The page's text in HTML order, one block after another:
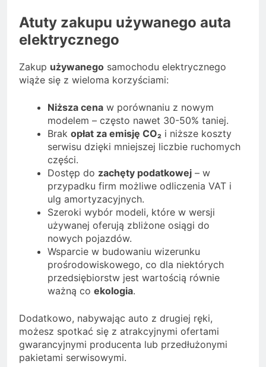
Atuty zakupu używanego auta
elektrycznego
Zakup używanego samochodu elektrycznego
wiąże się z wieloma korzyściami:
Niższa cena w porównaniu z nowym
modelem – często nawet 30-50% taniej.
Brak opłat za emisję CO₂ i niższe koszty
serwisu dzięki mniejszej liczbie ruchomych
części.
Dostęp do zachęty podatkowej – w
przypadku firm możliwe odliczenia VAT i
ulg amortyzacyjnych.
Szeroki wybór modeli, które w wersji
używanej oferują zbliżone osiągi do
nowych pojazdów.
Wsparcie w budowaniu wizerunku
prośrodowiskowego, co dla niektórych
przedsiębiorstw jest wartością równie
ważną co ekologia.
Dodatkowo, nabywając auto z drugiej ręki,
możesz spotkać się z atrakcyjnymi ofertami
gwarancyjnymi producenta lub przedłużonymi
pakietami serwisowymi.